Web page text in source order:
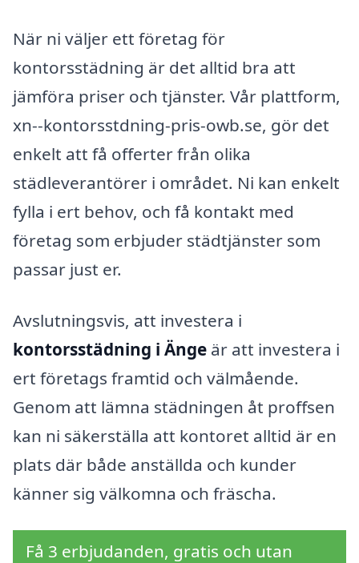
När ni väljer ett företag för
kontorsstädning är det alltid bra att
jämföra priser och tjänster. Vår plattform,
xn--kontorsstdning-pris-owb.se, gör det
enkelt att få offerter från olika
städleverantörer i området. Ni kan enkelt
fylla i ert behov, och få kontakt med
företag som erbjuder städtjänster som
passar just er.
Avslutningsvis, att investera i
kontorsstädning i Änge är att investera i
ert företags framtid och välmående.
Genom att lämna städningen åt proffsen
kan ni säkerställa att kontoret alltid är en
plats där både anställda och kunder
känner sig välkomna och fräscha.
Få 3 erbjudanden, gratis och utan